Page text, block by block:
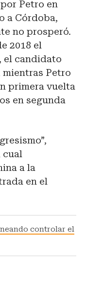
Petro en
a Córdoba,
no prosperó.
2018 el
el candidato
Petro
primera vuelta
en segunda
cual
a la
en el
controlar el